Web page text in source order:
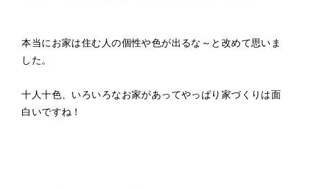
本当にお家は住む人の個性や色が出るな～と改めて思いま
した。
十人十色、いろいろなお家があってやっぱり家づくりは面
白いですね！